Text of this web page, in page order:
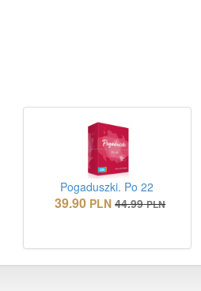
Pogaduszki. Po 22
39.90 PLN 44.99 PLN